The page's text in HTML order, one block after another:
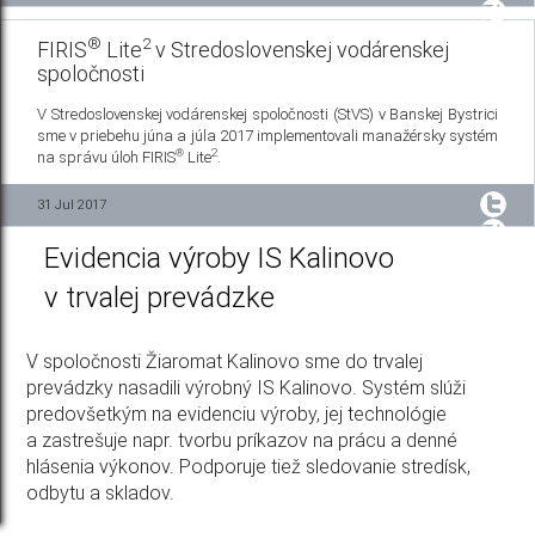
FIRIS® Lite2v Stredoslovenskej vodárenskej
spoločnosti
V Stredoslovenskej vodárenskej spoločnosti (StVS) v Banskej Bystrici
sme v priebehu júna a júla 2017 implementovali manažérsky systém
na správu úloh FIRIS® Lite2.
31 Jul 2017
Evidencia výroby IS Kalinovo
v trvalej prevádzke
V spoločnosti Žiaromat Kalinovo sme do trvalej
prevádzky nasadili výrobný IS Kalinovo. Systém slúži
predovšetkým na evidenciu výroby, jej technológie
a zastrešuje napr. tvorbu príkazov na prácu a denné
hlásenia výkonov. Podporuje tiež sledovanie stredísk,
odbytu a skladov.